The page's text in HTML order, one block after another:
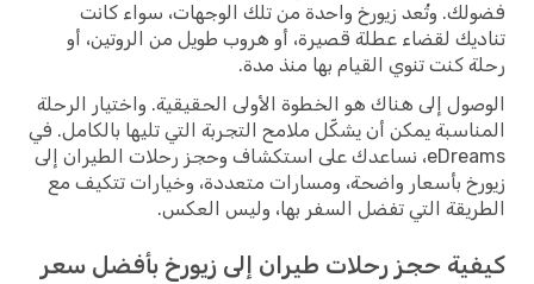
وتُعد زيورخ واحدة من تلك الوجهات، سواء كانت
لقضاء عطلة قصيرة، أو هروب طويل من الروتين، أو
كنت تنوي القيام بها منذ مدة.
إلى هناك هو الخطوة الأولى الحقيقية. واختيار الرحلة
يمكن أن يشكّل ملامح التجربة التي تليها بالكامل. في
eDreams، نساعدك على استكشاف وحجز رحلات الطيران إلى
بأسعار واضحة، ومسارات متعددة، وخيارات تتكيف مع
التي تفضل السفر بها، وليس العكس.
حجز رحلات طيران إلى زيورخ بأفضل سعر